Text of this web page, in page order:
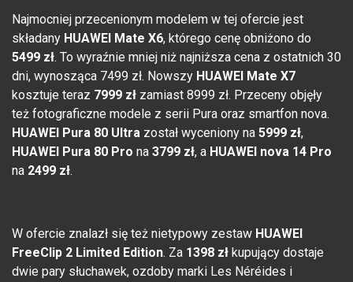
Najmocniej przecenionym modelem w tej ofercie jest
składany HUAWEI Mate X6, którego cenę obniżono do
5499 zł. To wyraźnie mniej niż najniższa cena z ostatnich 30
dni, wynosząca 7499 zł. Nowszy HUAWEI Mate X7
kosztuje teraz 7999 zł zamiast 8999 zł. Przeceny objęły
też fotograficzne modele z serii Pura oraz smartfon nova.
HUAWEI Pura 80 Ultra został wyceniony na 5999 zł,
HUAWEI Pura 80 Pro na 3799 zł, a HUAWEI nova 14 Pro
na 2499 zł.
W ofercie znalazł się też nietypowy zestaw HUAWEI
FreeClip 2 Limited Edition. Za 1398 zł kupujący dostaje
dwie pary słuchawek, ozdoby marki Les Néréides i